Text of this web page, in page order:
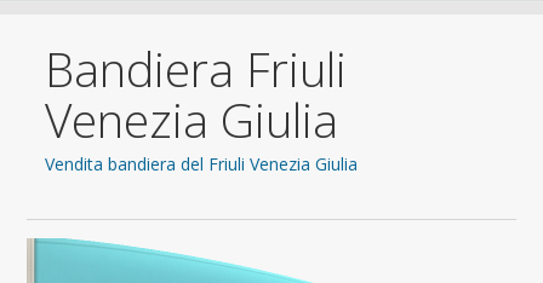
Bandiera Friuli
Venezia Giulia
Vendita bandiera del Friuli Venezia Giulia